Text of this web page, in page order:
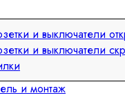
и выключатели
и выключатели
и монтаж